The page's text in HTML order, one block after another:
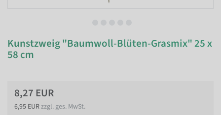
Kunstzweig "Baumwoll-Blüten-Grasmix" 25 x
58 cm
8,27 EUR
6,95 EURzzgl. ges. MwSt.